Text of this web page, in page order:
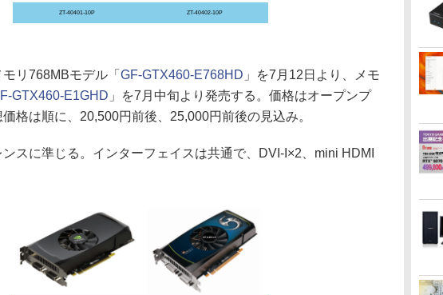
ZT-40401-10P ZT-40402-10P
リ768MBモデル「 GF-GTX460-E768HD 」を7月12日より、メモ
GTX460-E1GHD 」を7月中旬より発売する。価格はオープンプ
格は順に、20,500円前後、25,000円前後の見込み。
スに準じる。インターフェイスは共通で、DVI-I×2、mini HDMI